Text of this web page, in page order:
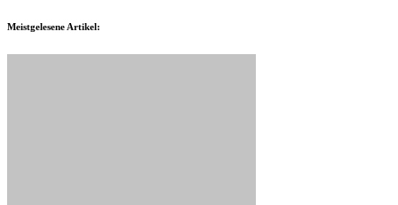
Meistgelesene Artikel: